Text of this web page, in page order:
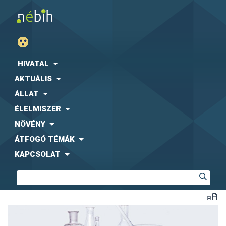
HIVATAL
AKTUÁLIS
ÁLLAT
ÉLELMISZER
NÖVÉNY
ÁTFOGÓ TÉMÁK
KAPCSOLAT